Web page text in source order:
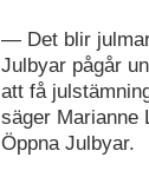
— Det blir
Julbyar pågår
att få
säger Marianne
Öppna Julbyar.